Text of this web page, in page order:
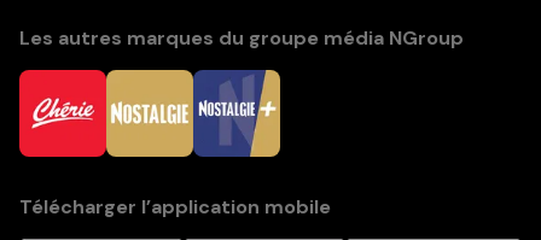
Les autres marques du groupe média NGroup
Télécharger l’application mobile